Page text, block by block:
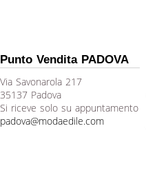
Punto Vendita PADOVA
Via Savonarola 217
35137 Padova
Si riceve solo su appuntamento
padova@modaedile.com